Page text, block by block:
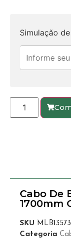
Simulação
Cabo De
1700mm
SKU
Categoria